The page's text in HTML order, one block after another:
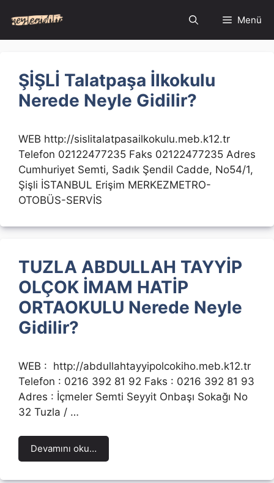
atla
Menü
ŞİŞLİ Talatpaşa İlkokulu
Nerede Neyle Gidilir?
WEB http://sislitalatpasailkokulu.meb.k12.tr
Telefon 02122477235 Faks 02122477235 Adres
Cumhuriyet Semti, Sadık Şendil Cadde, No54/1,
Şişli İSTANBUL Erişim MERKEZMETRO-
OTOBÜS-SERVİS
TUZLA ABDULLAH TAYYİP
OLÇOK İMAM HATİP
ORTAOKULU Nerede Neyle
Gidilir?
WEB : http://abdullahtayyipolcokiho.meb.k12.tr
Telefon : 0216 392 81 92 Faks : 0216 392 81 93
Adres : İçmeler Semti Seyyit Onbaşı Sokağı No
32 Tuzla / …
Devamını oku…